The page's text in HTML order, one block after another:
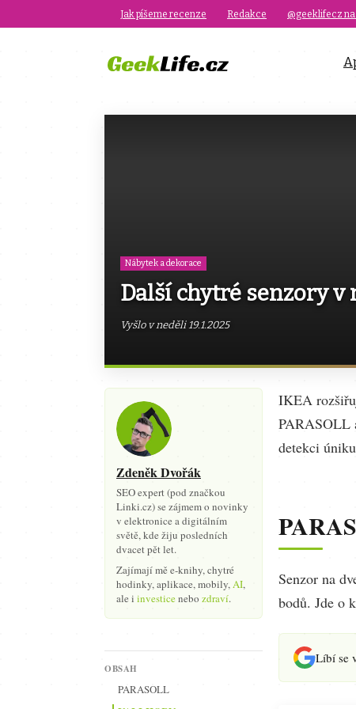
Jak píšeme recenze Redakce @geeklifecz na
Nábytek a dekorace
Další chytré senzory v
Vyšlo v neděli 19.1.2025
Zdeněk Dvořák
SEO expert (pod značkou
Linki.cz) se zájmem o novinky
v elektronice a digitálním
světě, kde žiju posledních
dvacet pět let.
Zajímají mě e-knihy, chytré
hodinky, aplikace, mobily,AI,
ale i investicenebo zdraví.
OBSAH
PARASOLL
IKEA
PARASOLL
detekci
Senzor na
bodů. Jde o
Líbí se